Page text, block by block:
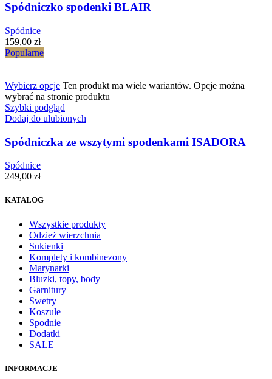
Spódniczko spodenki BLAIR
Spódnice
159,00 zł
Popularne
Wybierz opcje Ten produkt ma wiele wariantów. Opcje można
wybrać na stronie produktu
Szybki podgląd
Dodaj do ulubionych
Spódniczka ze wszytymi spodenkami ISADORA
Spódnice
249,00 zł
KATALOG
Wszystkie produkty
Odzież wierzchnia
Sukienki
Komplety i kombinezony
Marynarki
Bluzki, topy, body
Garnitury
Swetry
Koszule
Spodnie
Dodatki
SALE
INFORMACJE